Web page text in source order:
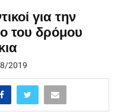
για την
του δρόμου
2019